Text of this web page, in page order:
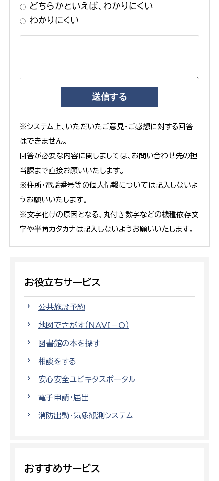
どちらかといえば、わかりにくい
わかりにくい
※システム上、いただいたご意見・ご感想に対する回答
はできません。
回答が必要な内容に関しましては、お問い合わせ先の担
当課まで直接お願いいたします。
※住所・電話番号等の個人情報については記入しないよ
うお願いいたします。
※文字化けの原因となる、丸付き数字などの機種依存文
字や半角カタカナは記入しないようお願いいたします。
お役立ちサービス
公共施設予約
地図でさがす（NAVI－O）
図書館の本を探す
相談をする
安心安全ユビキタスポータル
電子申請・届出
消防出動・気象観測システム
おすすめサービス